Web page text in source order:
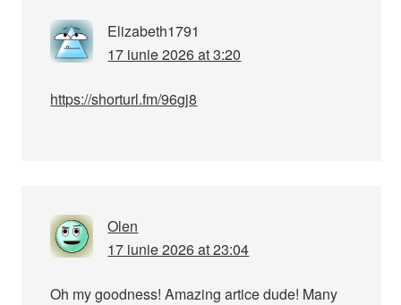
Elizabeth1791
17 iunie 2026 at 3:20
https://shorturl.fm/96gj8
Olen
17 iunie 2026 at 23:04
Oh my goodness! Amazing artice dude! Many